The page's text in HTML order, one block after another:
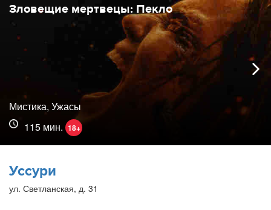
Зловещие мертвецы: Пекло
Мистика, Ужасы
115 мин. 18+
Уссури
ул. Светланская, д. 31